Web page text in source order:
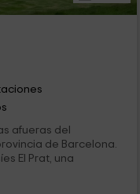
afueras del
de Barcelona.
El Prat, una